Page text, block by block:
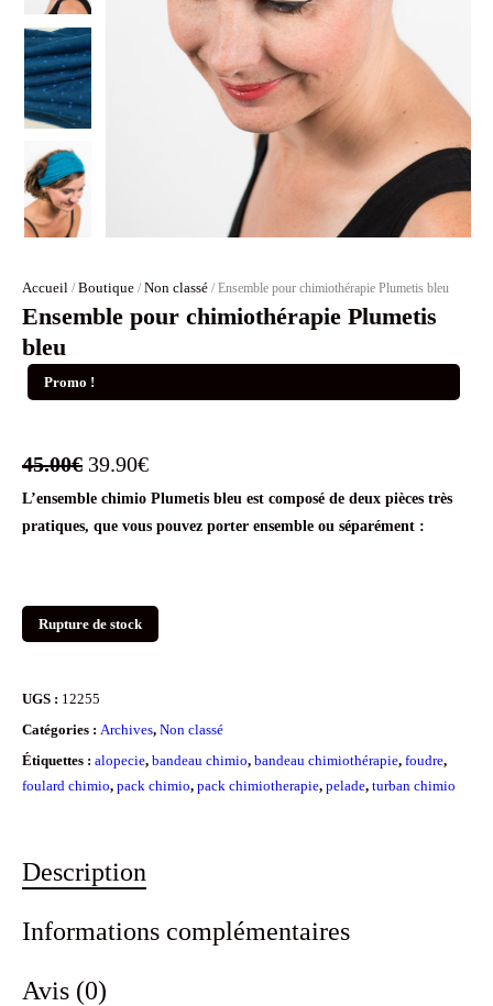
Accueil / Boutique / Non classé / Ensemble pour chimiothérapie Plumetis bleu
Ensemble pour chimiothérapie Plumetis
bleu
Promo !
45.00€ Le
prix
initial
45.00€.
39.90€Le
prix
actuel
L’ensemble chimio Plumetis bleu est composé de deux pièces très
pratiques, que vous pouvez porter ensemble ou séparément :
Rupture de stock
UGS : 12255
Catégories : Archives, Non classé
Étiquettes : alopecie, bandeau chimio, bandeau chimiothérapie, foudre,
foulard chimio, pack chimio, pack chimiotherapie, pelade, turban chimio
Description
Informations complémentaires
Avis (0)